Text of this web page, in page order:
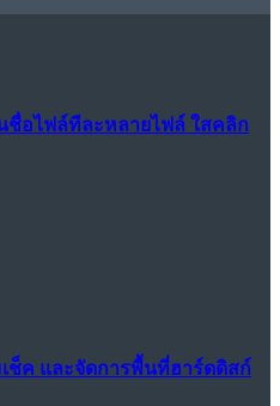
ชื่อไฟล์ทีละหลายไฟล์ ใสคลิก
เช็ค และจัดการพื้นที่ฮาร์ดดิสก์